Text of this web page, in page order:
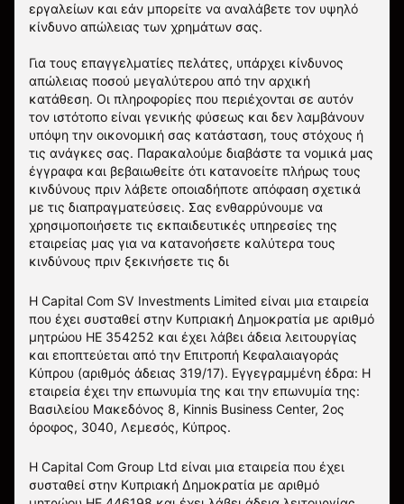
εργαλείων και εάν μπορείτε να αναλάβετε τον υψηλό
κίνδυνο απώλειας των χρημάτων σας.
Για τους επαγγελματίες πελάτες, υπάρχει κίνδυνος
απώλειας ποσού μεγαλύτερου από την αρχική
κατάθεση. Οι πληροφορίες που περιέχονται σε αυτόν
τον ιστότοπο είναι γενικής φύσεως και δεν λαμβάνουν
υπόψη την οικονομική σας κατάσταση, τους στόχους ή
τις ανάγκες σας. Παρακαλούμε διαβάστε τα νομικά μας
έγγραφα και βεβαιωθείτε ότι κατανοείτε πλήρως τους
κινδύνους πριν λάβετε οποιαδήποτε απόφαση σχετικά
με τις διαπραγματεύσεις. Σας ενθαρρύνουμε να
χρησιμοποιήσετε τις εκπαιδευτικές υπηρεσίες της
εταιρείας μας για να κατανοήσετε καλύτερα τους
κινδύνους πριν ξεκινήσετε τις δι
Η Capital Com SV Investments Limited είναι μια εταιρεία
που έχει συσταθεί στην Κυπριακή Δημοκρατία με αριθμό
μητρώου HE 354252 και έχει λάβει άδεια λειτουργίας
και εποπτεύεται από την Επιτροπή Κεφαλαιαγοράς
Κύπρου (αριθμός άδειας 319/17). Εγγεγραμμένη έδρα: Η
εταιρεία έχει την επωνυμία της και την επωνυμία της:
Βασιλείου Μακεδόνος 8, Kinnis Business Center, 2ος
όροφος, 3040, Λεμεσός, Κύπρος.
Η Capital Com Group Ltd είναι μια εταιρεία που έχει
συσταθεί στην Κυπριακή Δημοκρατία με αριθμό